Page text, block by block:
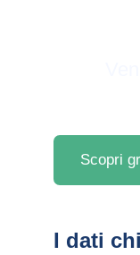
Scopri
I dati